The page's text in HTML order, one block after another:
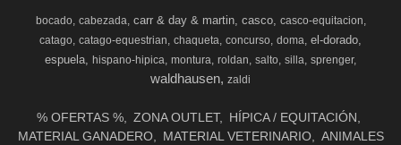
bocado cabezada carr & day & martin casco
casco-equitacion
catago catago-equestrian chaqueta concurso doma el-dorado
espuela
hispano-hipica montura roldan salto silla sprenger
waldhausen zaldi
% OFERTAS % ZONA OUTLET
HÍPICA / EQUITACIÓN
MATERIAL GANADERO
MATERIAL VETERINARIO
ANIMALES